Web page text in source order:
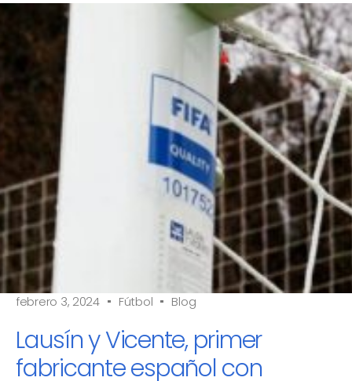
febrero 3, 2024 Fútbol Blog
Lausín y Vicente, primer
fabricante español con